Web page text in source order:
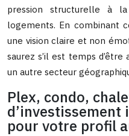
pression structurelle à
logements. En combinant
une vision claire et non
saurez s’il est temps
un autre secteur
Plex, condo,
pour votre profil